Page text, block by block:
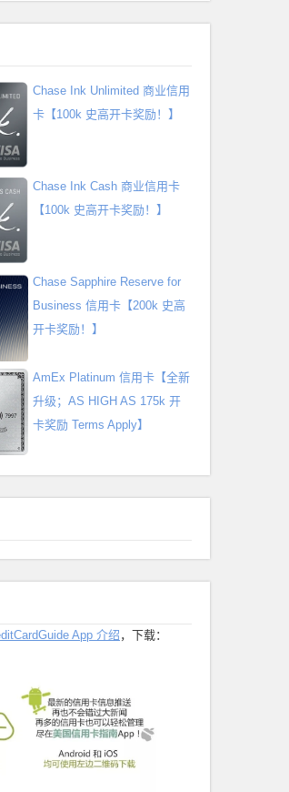
Chase Ink Unlimited 商业信用
卡【100k 史高开卡奖励！】
Chase Ink Cash 商业信用卡
【100k 史高开卡奖励！】
Chase Sapphire Reserve for
Business 信用卡【200k 史高
开卡奖励！】
AmEx Platinum 信用卡【全新
升级；AS HIGH AS 175k 开
卡奖励 Terms Apply】
App 介绍 ，下载：